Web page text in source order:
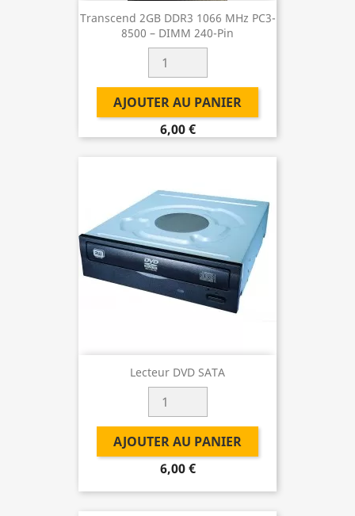
Transcend 2GB DDR3 1066 MHz PC3-
8500 – DIMM 240-Pin
AJOUTER AU PANIER
6,00 €
Lecteur DVD SATA
AJOUTER AU PANIER
6,00 €